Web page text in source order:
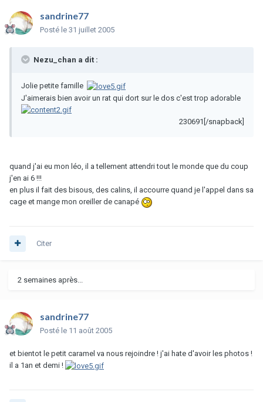
sandrine77
Posté le 31 juillet 2005
Nezu_chan a dit :
Jolie petite famille
J'aimerais bien avoir un rat qui dort sur le dos c'est trop adorable
230691[/snapback]
quand j'ai eu mon léo, il a tellement attendri tout le monde que du coup
j'en ai 6 !!!
en plus il fait des bisous, des calins, il accourre quand je l'appel dans sa
cage et mange mon oreiller de canapé
Citer
2 semaines après...
sandrine77
Posté le 11 août 2005
et bientot le petit caramel va nous rejoindre ! j'ai hate d'avoir les photos !
il a 1an et demi !